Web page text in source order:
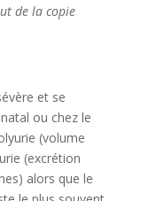
de la copie
et se
ou chez le
(volume
(excrétion
alors que le